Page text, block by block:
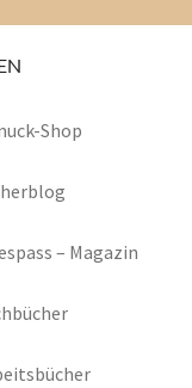
Shop
– Magazin